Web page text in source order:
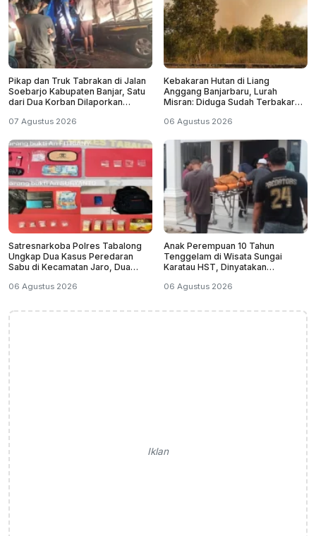
Pikap dan Truk Tabrakan di Jalan
Soebarjo Kabupaten Banjar, Satu
dari Dua Korban Dilaporkan
07 Agustus 2026
Kebakaran Hutan di Liang
Anggang Banjarbaru, Lurah
Misran: Diduga Sudah Terbakar
06 Agustus 2026
Satresnarkoba Polres Tabalong
Ungkap Dua Kasus Peredaran
Sabu di Kecamatan Jaro, Dua
06 Agustus 2026
Anak Perempuan 10 Tahun
Tenggelam di Wisata Sungai
Karatau HST, Dinyatakan
06 Agustus 2026
Iklan